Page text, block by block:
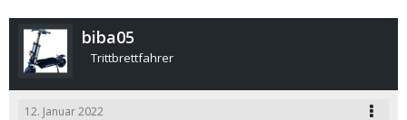
biba05
Trittbrettfahrer
12. Januar 2022